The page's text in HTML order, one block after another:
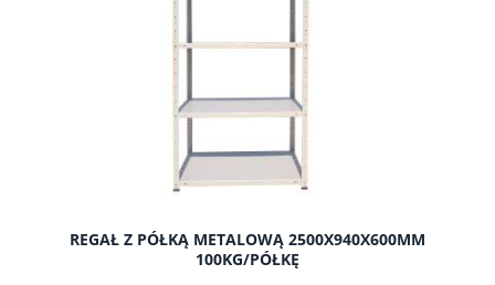
REGAŁ Z PÓŁKĄ METALOWĄ 2500X940X600MM
100KG/PÓŁKĘ